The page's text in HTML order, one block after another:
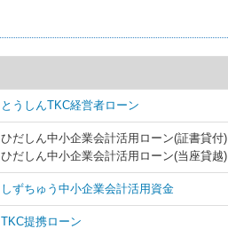
とうしんTKC経営者ローン
ひだしん中小企業会計活用ローン(証書貸付)
ひだしん中小企業会計活用ローン(当座貸越)
しずちゅう中小企業会計活用資金
TKC提携ローン